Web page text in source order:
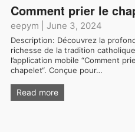
Comment prier le
eepym June 3, 2024
Description: Découvrez la
richesse de la tradition
l’application mobile “Comment
chapelet“. Conçue pour…
Read more